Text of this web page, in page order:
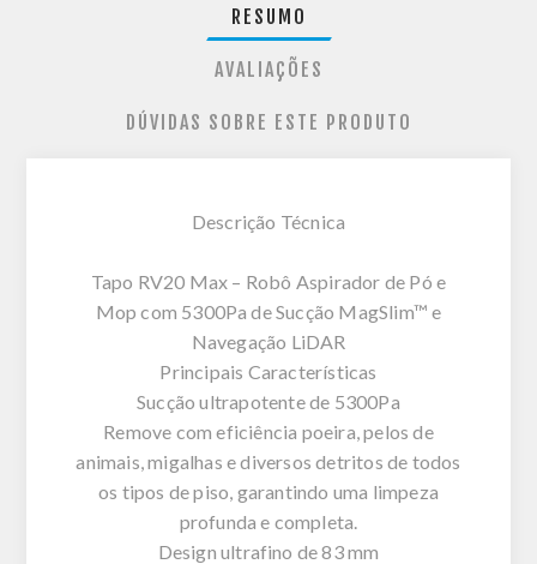
RESUMO
AVALIAÇÕES
DÚVIDAS SOBRE ESTE PRODUTO
Descrição Técnica
Tapo RV20 Max – Robô Aspirador de Pó e
Mop com 5300Pa de Sucção MagSlim™ e
Navegação LiDAR
Principais Características
Sucção ultrapotente de 5300Pa
Remove com eficiência poeira, pelos de
animais, migalhas e diversos detritos de todos
os tipos de piso, garantindo uma limpeza
profunda e completa.
Design ultrafino de 83 mm